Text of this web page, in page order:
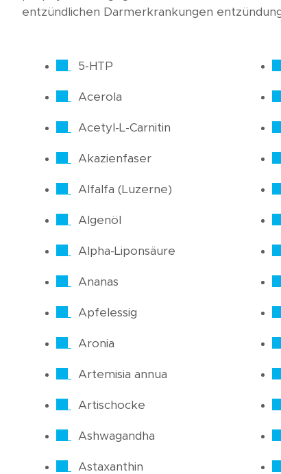
entzündlichen Darmerkrankungen
5-HTP
Acerola
Acetyl-L-Carnitin
Akazienfaser
Alfalfa (Luzerne)
Algenöl
Alpha-Liponsäure
Ananas
Apfelessig
Aronia
Artemisia annua
Artischocke
Ashwagandha
Astaxanthin